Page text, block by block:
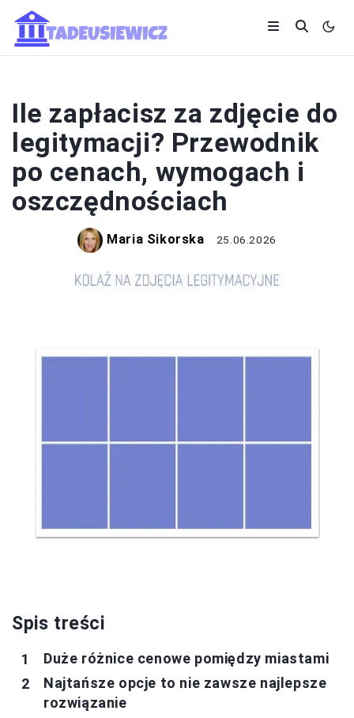
Ile zapłacisz za zdjęcie do
legitymacji? Przewodnik
po cenach, wymogach i
oszczędnościach
Maria Sikorska 25.06.2026
Spis treści
Duże różnice cenowe pomiędzy miastami
Najtańsze opcje to nie zawsze najlepsze
rozwiązanie